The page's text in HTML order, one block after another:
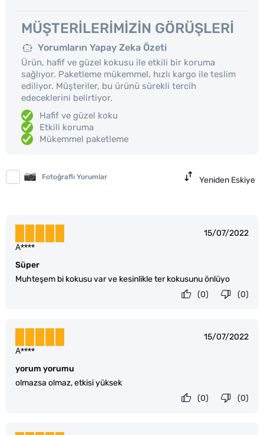
MÜŞTERILERIMIZIN GÖRÜŞLERI
Yorumların Yapay Zeka Özeti
Ürün, hafif ve güzel kokusu ile etkili bir koruma
sağlıyor. Paketleme mükemmel, hızlı kargo ile teslim
ediliyor. Müşteriler, bu ürünü sürekli tercih
edeceklerini belirtiyor.
Hafif ve güzel koku
Etkili koruma
Mükemmel paketleme
Fotoğraflı Yorumlar Yeniden Eskiye
15/07/2022
Süper
Muhteşem bi kokusu var ve kesinlikle ter kokusunu önlüyo
A****
(0)
(0)
15/07/2022
yorum yorumu
olmazsa olmaz, etkisi yüksek
A****
(0)
(0)